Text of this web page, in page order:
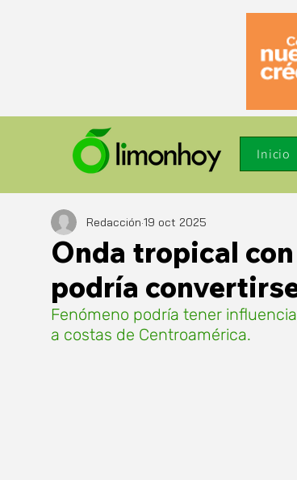
Inicio
Onda tropical
podría
Redacción 19 oct 2025
Fenómeno podría tener
a costas de Centroamérica.